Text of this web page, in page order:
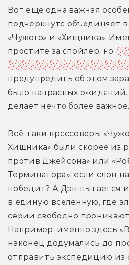
Вот ещё одна важная
подчёркнуто объединяет
«Чужого» и «Хищника».
простите за спойлер, но
фильме действительно
предупредить об этом
было напрасных ожиданий.
делает нечто более важное.
Всё-таки кроссоверы
Хищника» были скорее из
против Джейсона» или
Терминатора»: если слон
победит? А Дэн пытается
в единую вселенную, где
серии свободно
Например, именно здесь
наконец додумались до
отправить экспедицию из